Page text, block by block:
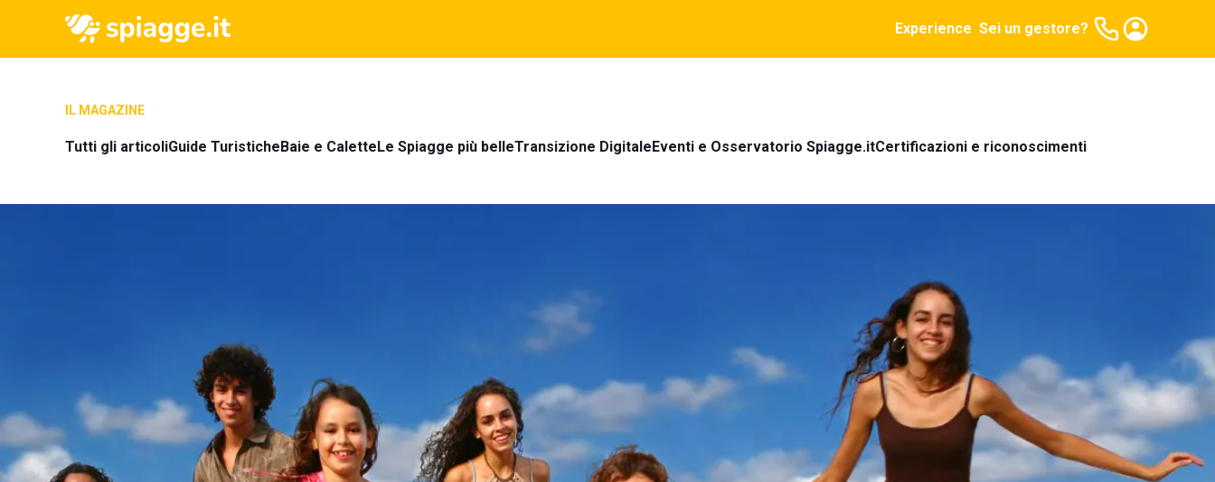
Experience Sei un gestore?
IL MAGAZINE
Tutti gli articoliGuide TuristicheBaie e CaletteLe Spiagge più belleTransizione DigitaleEventi e Osservatorio Spiagge.itCertificazioni e riconoscimenti